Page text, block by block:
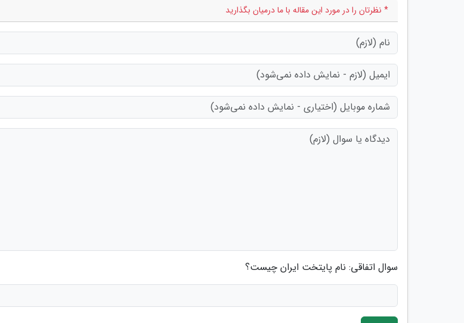
* نظرتان را در مورد این مقاله با ما درمیان بگذارید
سوال اتفاقی: نام پایتخت ایران چیست؟